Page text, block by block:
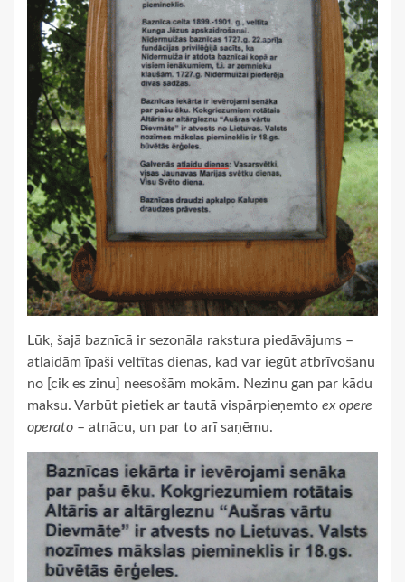
Lūk, šajā baznīcā ir sezonāla rakstura piedāvājums –
atlaidām īpaši veltītas dienas, kad var iegūt atbrīvošanu
no [cik es zinu] neesošām mokām. Nezinu gan par kādu
maksu. Varbūt pietiek ar tautā vispārpieņemto ex opere
operato – atnācu, un par to arī saņēmu.